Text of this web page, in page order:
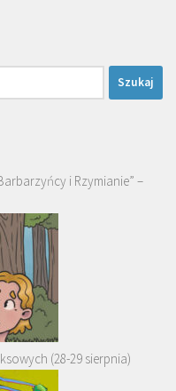
i Rzymianie” –
(28-29 sierpnia)